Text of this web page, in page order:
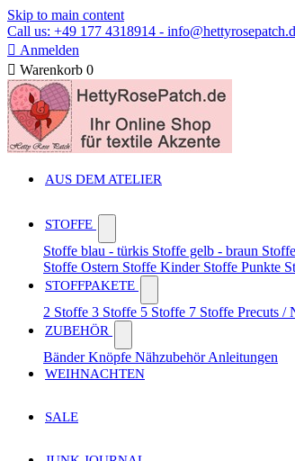
Skip to main content
Call us: +49 177 4318914 -
 Anmelden
 Warenkorb 0
AUS DEM ATELIER
STOFFE
Stoffe blau - türkis Stoffe gelb - braun
Stoffe Ostern Stoffe Kinder Stoffe Punkte
STOFFPAKETE
2 Stoffe 3 Stoffe 5 Stoffe 7 Stoffe Precuts /
ZUBEHÖR
BänderKnöpfe NähzubehörAnleitungen
WEIHNACHTEN
SALE